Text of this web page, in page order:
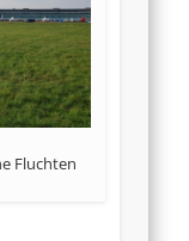
Fluchten